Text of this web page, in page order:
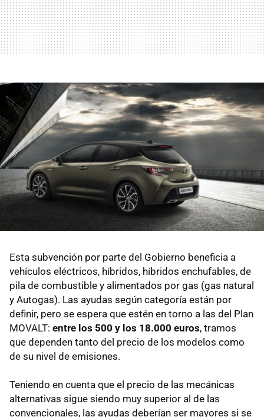
Esta subvención por parte del Gobierno beneficia a
vehículos eléctricos, híbridos, híbridos enchufables, de
pila de combustible y alimentados por gas (gas natural
y Autogas). Las ayudas según categoría están por
definir, pero se espera que estén en torno a las del Plan
MOVALT: entre los 500 y los 18.000 euros, tramos
que dependen tanto del precio de los modelos como
de su nivel de emisiones.
Teniendo en cuenta que el precio de las mecánicas
alternativas sigue siendo muy superior al de las
convencionales, las ayudas deberían ser mayores si se